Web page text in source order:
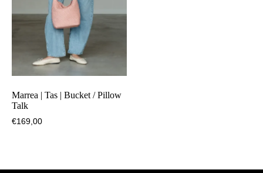
Marrea | Tas | Bucket / Pillow
Talk
€169,00